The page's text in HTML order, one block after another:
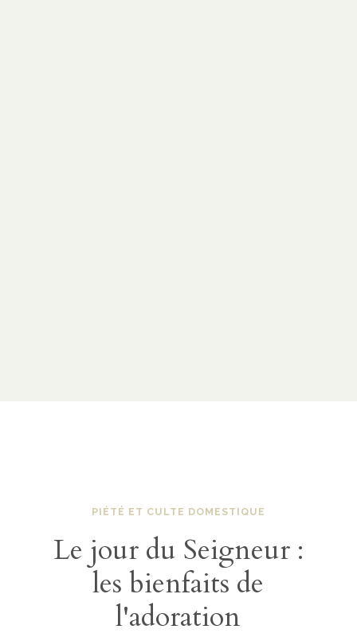
PIÉTÉ ET CULTE DOMESTIQUE
Le jour du Seigneur :
les bienfaits de
l'adoration